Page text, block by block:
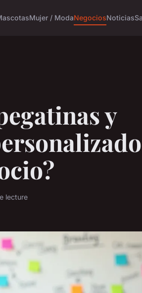
Mujer / ModaNegociosNoticias
y
lecture